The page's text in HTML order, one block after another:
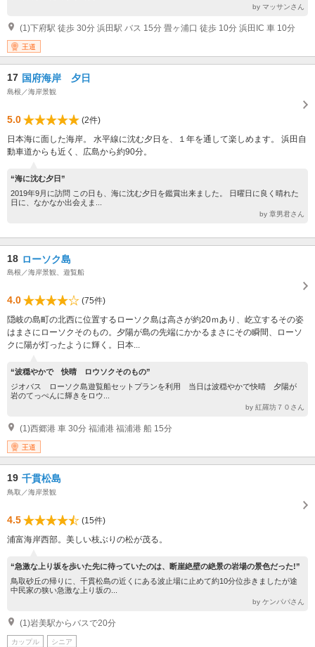
by マッサンさん
(1)下府駅 徒歩 30分 浜田駅 バス 15分 畳ヶ浦口 徒歩 10分 浜田IC 車 10分
王道
17 国府海岸 夕日
島根／海岸景観
5.0
(2件)
日本海に面した海岸。 水平線に沈む夕日を、１年を通して楽しめます。 浜田自
動車道からも近く、広島から約90分。
“海に沈む夕日”
2019年9月に訪問 この日も、海に沈む夕日を鑑賞出来ました。 日曜日に良く晴れた
日に、なかなか出会えま...
by 章男君さん
18 ローソク島
島根／海岸景観、遊覧船
4.0
(75件)
隠岐の島町の北西に位置するローソク島は高さが約20ｍあり、屹立するその姿
はまさにローソクそのもの。夕陽が島の先端にかかるまさにその瞬間、ローソ
クに陽が灯ったように輝く。日本...
“波穏やかで 快晴 ロウソクそのもの”
ジオバス ローソク島遊覧船セットプランを利用 当日は波穏やかで快晴 夕陽が
岩のてっぺんに輝きをロウ...
by 紅羅坊７０さん
(1)西郷港 車 30分 福浦港 福浦港 船 15分
王道
19 千貫松島
鳥取／海岸景観
4.5
(15件)
浦富海岸西部。美しい枝ぶりの松が茂る。
“急激な上り坂を歩いた先に待っていたのは、断崖絶壁の絶景の岩場の景色だった!”
鳥取砂丘の帰りに、千貫松島の近くにある波止場に止めて約10分位歩きましたが途
中民家の狭い急激な上り坂の...
by ケンパパさん
(1)岩美駅からバスで20分
カップル シニア